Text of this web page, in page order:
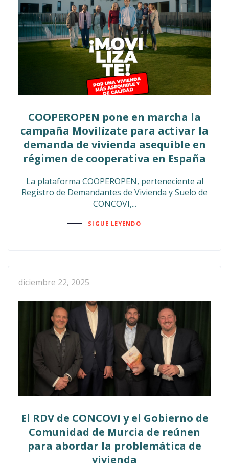
COOPEROPEN pone en marcha la
campaña Movilízate para activar la
demanda de vivienda asequible en
régimen de cooperativa en España
La plataforma COOPEROPEN, perteneciente al
Registro de Demandantes de Vivienda y Suelo de
CONCOVI,...
SIGUE LEYENDO
diciembre 22, 2025
El RDV de CONCOVI y el Gobierno de
Comunidad de Murcia de reúnen
para abordar la problemática de
vivienda